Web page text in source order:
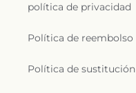
política de privacidad
Política de reembolso
Política de sustitución